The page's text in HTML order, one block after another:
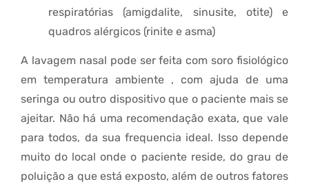
respiratórias (amigdalite, sinusite, otite) e
quadros alérgicos (rinite e asma)
A lavagem nasal pode ser feita com soro fisiológico
em temperatura ambiente , com ajuda de uma
seringa ou outro dispositivo que o paciente mais se
ajeitar. Não há uma recomendação exata, que vale
para todos, da sua frequencia ideal. Isso depende
muito do local onde o paciente reside, do grau de
poluição a que está exposto, além de outros fatores